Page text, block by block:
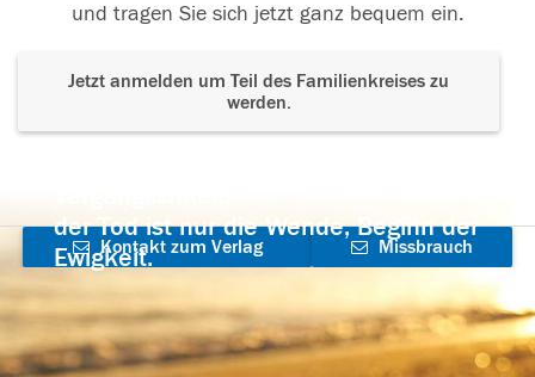
und tragen Sie sich jetzt ganz bequem ein.
Jetzt anmelden um Teil des Familienkreises zu
werden.
der Tod ist nur die Wende, Beginn der
Ewigkeit.
Kontakt zum Verlag
aufnehmen
Missbrauch